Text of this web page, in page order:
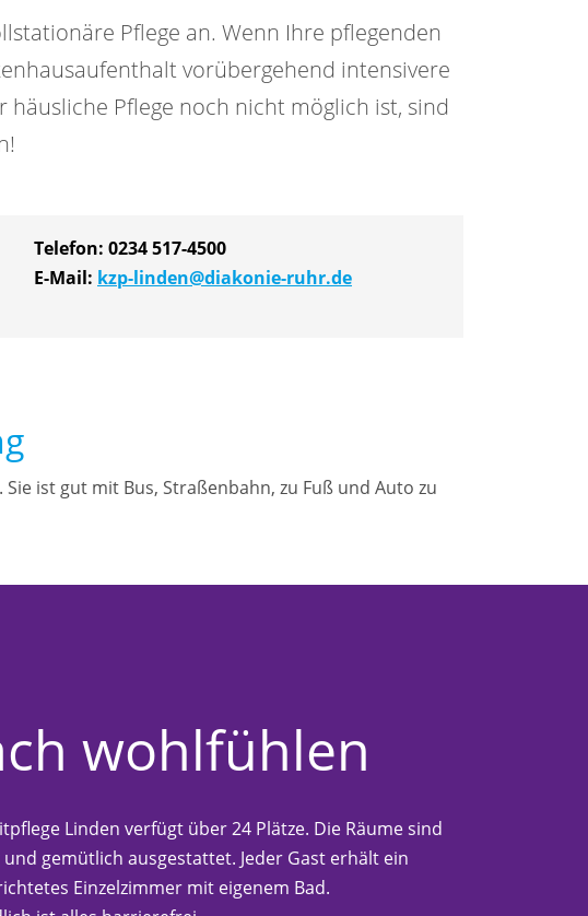
Pflege an. Wenn Ihre pflegenden
vorübergehend intensivere
Pflege noch nicht möglich ist, sind
Telefon: 0234 517-4500
E-Mail: kzp-linden@diakonie-ruhr.de
ist gut mit Bus, Straßenbahn, zu Fuß und Auto zu
wohlfühlen
Linden verfügt über 24 Plätze. Die Räume sind
gemütlich ausgestattet. Jeder Gast erhält ein
Einzelzimmer mit eigenem Bad.